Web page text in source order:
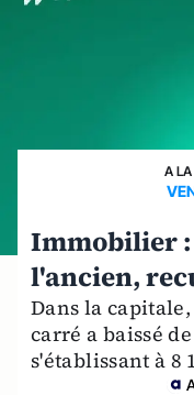
A LA
Immobilier :
l'ancien,
Dans la
carré a baissé
s'établissant à 8